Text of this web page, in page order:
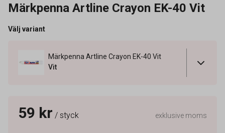
Märkpenna Artline Crayon EK-40 Vit
Välj variant
Märkpenna Artline Crayon EK-40 Vit
Vit
59 kr / styck exklusive moms